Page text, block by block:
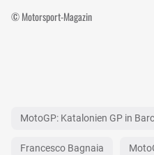
© Motorsport-Magazin
MotoGP: Katalonien GP in
Francesco Bagnaia